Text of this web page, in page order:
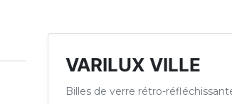
VARILUX VILLE
Billes de verre rétro-